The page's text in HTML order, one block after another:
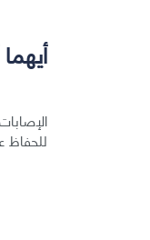
للحفاظ